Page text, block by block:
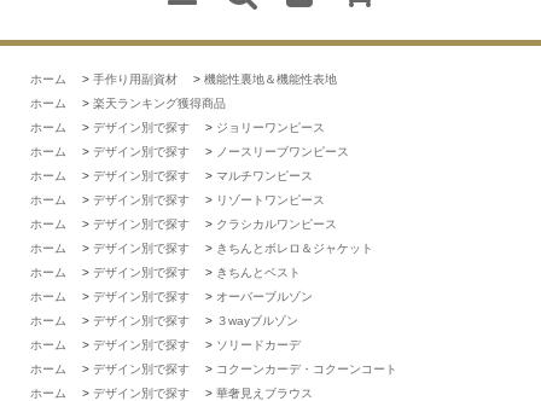
ホーム > 手作り用副資材 > 機能性裏地＆機能性表地
ホーム
> 楽天ランキング獲得商品
ホーム
> デザイン別で探す > ジョリーワンピース
ホーム
> デザイン別で探す > ノースリーブワンピース
ホーム
> デザイン別で探す > マルチワンピース
ホーム
> デザイン別で探す > リゾートワンピース
ホーム
> デザイン別で探す > クラシカルワンピース
ホーム
> デザイン別で探す > きちんとボレロ＆ジャケット
ホーム
> デザイン別で探す > きちんとベスト
ホーム
> デザイン別で探す > オーバーブルゾン
ホーム
> デザイン別で探す > ３wayブルゾン
ホーム
> デザイン別で探す > ソリードカーデ
ホーム
> デザイン別で探す > コクーンカーデ・コクーンコート
ホーム
> デザイン別で探す > 華奢見えブラウス